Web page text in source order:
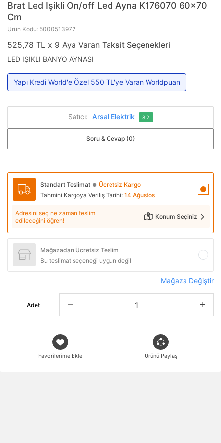
Brat Led Işikli On/off Led Ayna K176070 60x70
Cm
Ürün Kodu: 5000513972
525,78 TL x 9 Aya Varan Taksit Seçenekleri
LED IŞIKLI BANYO AYNASI
Yapı Kredi World'e Özel 550 TL'ye Varan Worldpuan
Satıcı: Arsal Elektrik 8.2
Soru & Cevap (0)
Standart Teslimat ● Ücretsiz Kargo
Tahmini Kargoya Veriliş Tarihi: 14 Ağustos
Adresini seç ne zaman teslim
edileceğini öğren!
Konum Seçiniz
Mağazadan Ücretsiz Teslim
Bu teslimat seçeneği uygun değil
Mağaza Değiştir
Adet
Favorilerime Ekle Ürünü Paylaş